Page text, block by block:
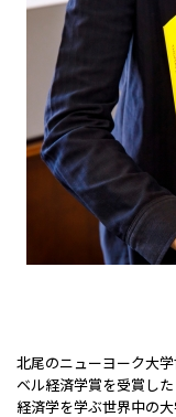
北尾のニューヨーク大
ベル経済学賞を受賞し
経済学を学ぶ世界中の